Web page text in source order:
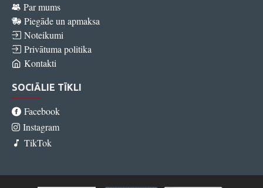
Par mums
Piegāde un apmaksa
Noteikumi
Privātuma politika
Kontakti
SOCIĀLIE TĪKLI
Facebook
Instagram
TikTok